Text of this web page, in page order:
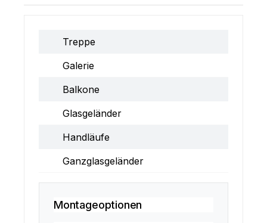
Treppe
Galerie
Balkone
Glasgeländer
Handläufe
Ganzglasgeländer
Montageoptionen